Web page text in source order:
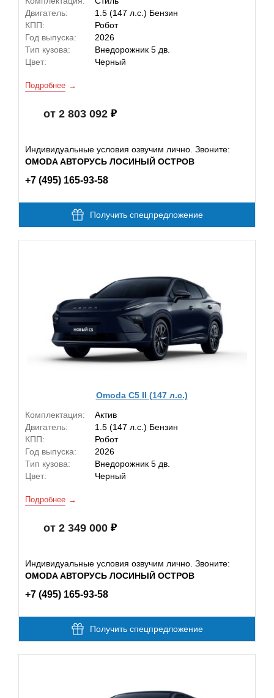
Двигатель:
1.5 (147 л.с.) Бензин
КПП:
Робот
Год выпуска:
2026
Тип кузова:
Внедорожник 5 дв.
Цвет:
Черный
Подробнее
от 2 803 092
Индивидуальные условия озвучим лично. Звоните:
OMODA АВТОРУСЬ ЛОСИНЫЙ ОСТРОВ
+7 (495) 165-93-58
Получить спецпредложение
Omoda C5 II (147 л.с.)
Комплектация:
Актив
Двигатель:
1.5 (147 л.с.) Бензин
КПП:
Робот
Год выпуска:
2026
Тип кузова:
Внедорожник 5 дв.
Цвет:
Черный
Подробнее
от 2 349 000
Индивидуальные условия озвучим лично. Звоните:
OMODA АВТОРУСЬ ЛОСИНЫЙ ОСТРОВ
+7 (495) 165-93-58
Получить спецпредложение